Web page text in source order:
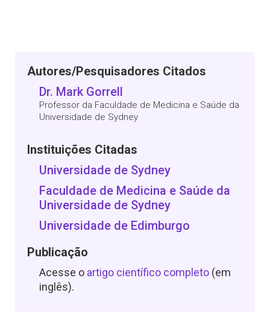
Autores/Pesquisadores Citados
Dr. Mark Gorrell
Professor da Faculdade de Medicina e Saúde da
Universidade de Sydney
Instituições Citadas
Universidade de Sydney
Faculdade de Medicina e Saúde da
Universidade de Sydney
Universidade de Edimburgo
Publicação
Acesse o artigo científico completo (em
inglês).